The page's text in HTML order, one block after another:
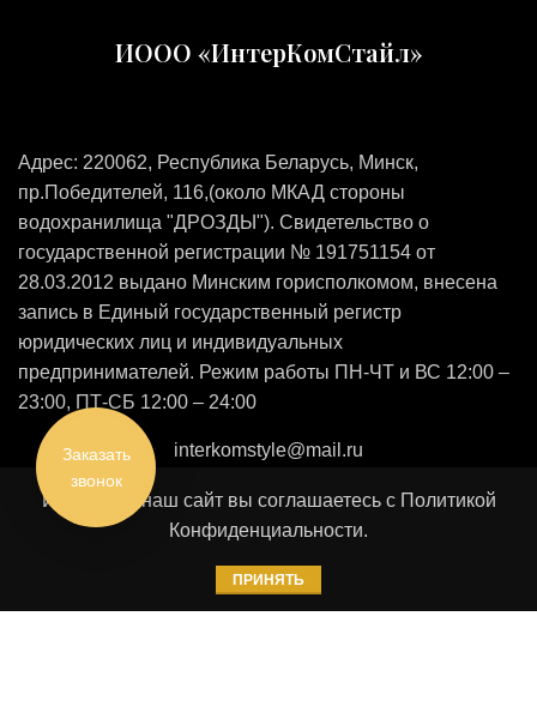
ИООО «ИнтерКомСтайл»
Адрес: 220062, Республика Беларусь, Минск,
пр.Победителей, 116,(около МКАД стороны
водохранилища "ДРОЗДЫ"). Свидетельство о
государственной регистрации № 191751154 от
28.03.2012 выдано Минским горисполкомом, внесена
запись в Единый государственный регистр
юридических лиц и индивидуальных
предпринимателей. Режим работы ПН-ЧТ и ВС 12:00 –
23:00, ПТ-СБ 12:00 – 24:00
interkomstyle@mail.ru
Используя наш сайт вы соглашаетесь с Политикой
Конфиденциальности.
ПРИНЯТЬ
Заказать
звонок